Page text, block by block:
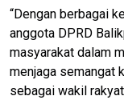
“Dengan berbagai
anggota DPRD
masyarakat dalam
menjaga semangat
sebagai wakil